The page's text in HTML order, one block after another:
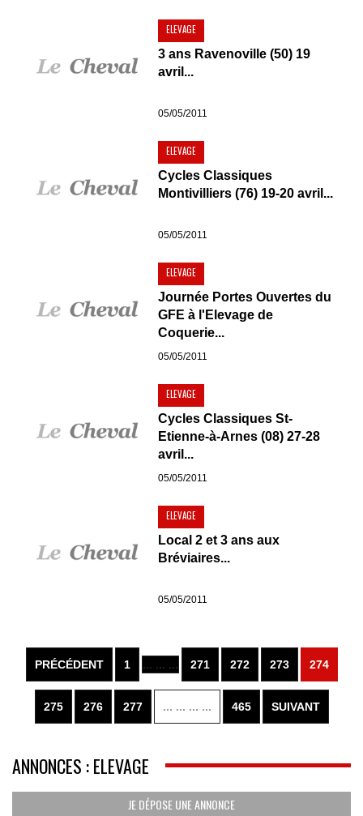
ELEVAGE
3 ans Ravenoville (50) 19
avril...
05/05/2011
ELEVAGE
Cycles Classiques
Montivilliers (76) 19-20 avril...
05/05/2011
ELEVAGE
Journée Portes Ouvertes du
GFE à l'Elevage de
Coquerie...
05/05/2011
ELEVAGE
Cycles Classiques St-
Etienne-à-Arnes (08) 27-28
avril...
05/05/2011
ELEVAGE
Local 2 et 3 ans aux
Bréviaires...
05/05/2011
PRÉCÉDENT 1 ... ... ... 271 272 273 274
275 276 277 ... ... ... ... 465 SUIVANT
ANNONCES : ELEVAGE
JE DÉPOSE UNE ANNONCE